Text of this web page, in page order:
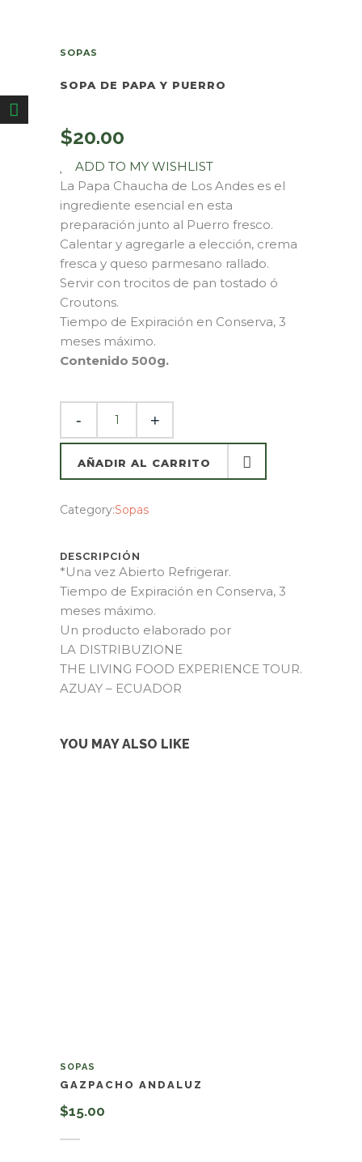
SOPAS
SOPA DE PAPA Y PUERRO
$20.00
ADD TO MY WISHLIST
La Papa Chaucha de Los Andes es el
ingrediente esencial en esta
preparación junto al Puerro fresco.
Calentar y agregarle a elección, crema
fresca y queso parmesano rallado.
Servir con trocitos de pan tostado ó
Croutons.
Tiempo de Expiración en Conserva, 3
meses máximo.
Contenido 500g.
AÑADIR AL CARRITO
Category:Sopas
DESCRIPCIÓN
*Una vez Abierto Refrigerar.
Tiempo de Expiración en Conserva, 3
meses máximo.
Un producto elaborado por
LA DISTRIBUZIONE
THE LIVING FOOD EXPERIENCE TOUR.
AZUAY – ECUADOR
YOU MAY ALSO LIKE
SOPAS
GAZPACHO ANDALUZ
$15.00